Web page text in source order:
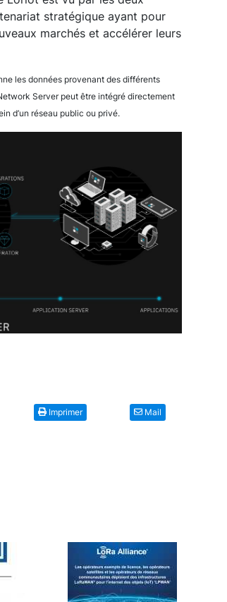
stratégique ayant pour
marchés et accélérer leurs
les données provenant des différents
Server peut être intégré directement
d’un réseau public ou privé.
Imprimer Mail